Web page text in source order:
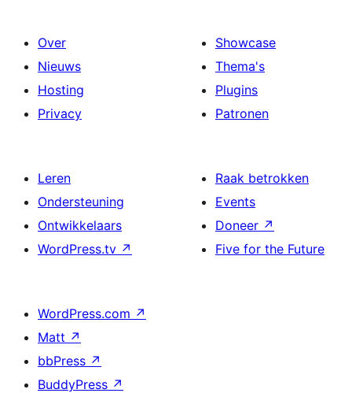
Over
Nieuws
Hosting
Privacy
Showcase
Thema's
Plugins
Patronen
Leren
Ondersteuning
Ontwikkelaars
WordPress.tv ↗
Raak betrokken
Events
Doneer ↗
Five for the Future
WordPress.com ↗
Matt ↗
bbPress ↗
BuddyPress ↗